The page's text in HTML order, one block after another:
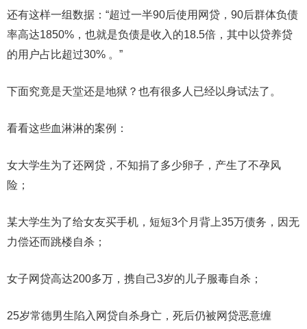
还有这样一组数据：“超过一半90后使用网贷，90后群体负债
率高达1850%，也就是负债是收入的18.5倍，其中以贷养贷
的用户占比超过30% 。”
下面究竟是天堂还是地狱？也有很多人已经以身试法了。
看看这些血淋淋的案例：
女大学生为了还网贷，不知捐了多少卵子，产生了不孕风
险；
某大学生为了给女友买手机，短短3个月背上35万债务，因无
力偿还而跳楼自杀；
女子网贷高达200多万，携自己3岁的儿子服毒自杀；
25岁常德男生陷入网贷自杀身亡，死后仍被网贷恶意缠